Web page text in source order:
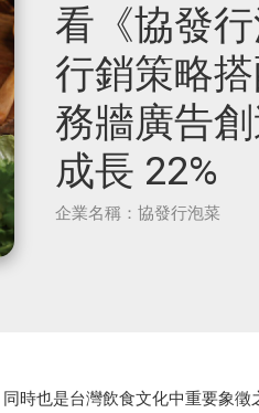
看《協發
行銷策略搭
務牆廣告
成長 22%
企業名稱：協發行泡菜
時也是台灣飲食文化中重要象